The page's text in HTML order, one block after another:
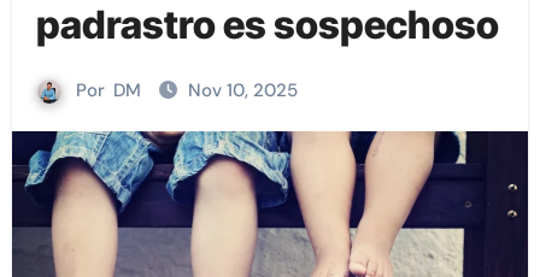
padrastro es sospechoso
Por DM Nov 10, 2025